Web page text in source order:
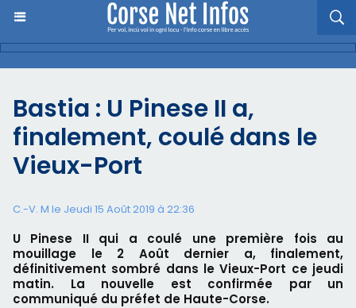
Bastia : U Pinese II a,
finalement, coulé dans le
Vieux-Port
C.-V. M le Jeudi 15 Août 2019 à 22:36
U Pinese II qui a coulé une première fois au
mouillage le 2 Août dernier a, finalement,
définitivement sombré dans le Vieux-Port ce jeudi
matin. La nouvelle est confirmée par un
communiqué du préfet de Haute-Corse.